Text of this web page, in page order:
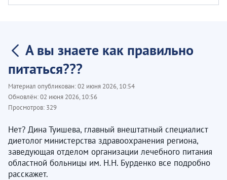
А вы знаете как правильно
питаться???
Материал опубликован:02 июня 2026, 10:54
Обновлён:02 июня 2026, 10:56
Просмотров: 329
Нет? Дина Туишева, главный внештатный специалист
диетолог министерства здравоохранения региона,
заведующая отделом организации лечебного питания
областной больницы им. Н.Н. Бурденко все подробно
расскажет.